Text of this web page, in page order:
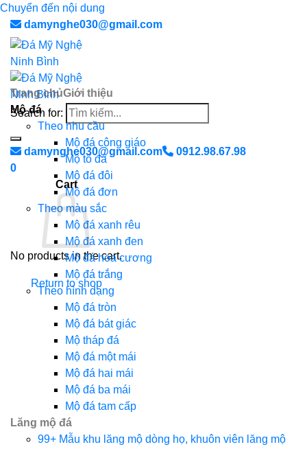
Chuyển đến nội dung
damynghe030@gmail.com
Search for:
damynghe030@gmail.com
0912.98.67.98
0
Cart
No products in the cart.
Return to shop
Trang chủGiới thiệu
Mộ đá
Theo nhu cầu
Mộ đá công giáo
Mộ tổ đá
Mộ đá đôi
Mộ đá đơn
Theo màu sắc
Mộ đá xanh rêu
Mộ đá xanh đen
Mộ đá hoa cương
Mộ đá trắng
Theo hình dạng
Mộ đá tròn
Mộ đá bát giác
Mộ tháp đá
Mộ đá một mái
Mộ đá hai mái
Mộ đá ba mái
Mộ đá tam cấp
Lăng mộ đá
99+ Mẫu khu lăng mộ dòng họ, khuôn viên lăng mộ